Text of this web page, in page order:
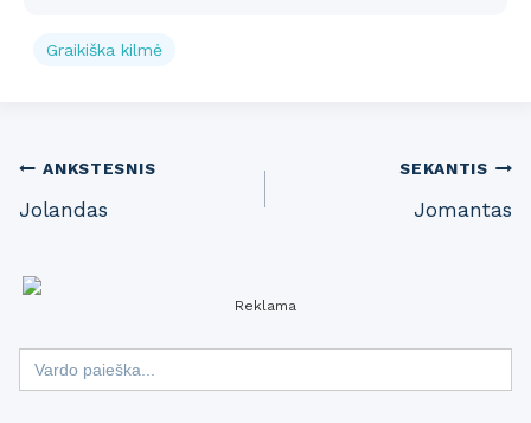
Graikiška kilmė
Post
navigation
ANKSTESNIS
Jolandas
SEKANTIS
Jomantas
Reklama
Search
for: